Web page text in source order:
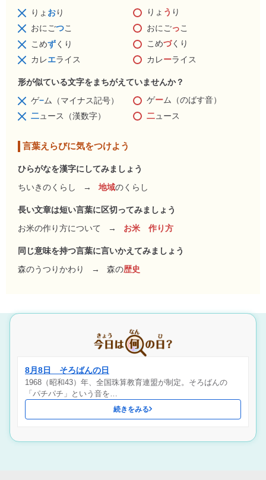
りょ おり りょ う り
おにごつこ おにごっこ
こめずくり こめづくり
カレエライス カレーライス
形が似ている文字をまちがえていませんか？
ゲ−ム（マイナス記号） ゲーム（のばす音）
二ュース（漢数字） 二ュース
言葉えらびに気をつけよう
ひらがなを漢字にしてみましょう
ちいきのくらし
→ 地域のくらし
長い文章は短い言葉に区切ってみましょう
お米の作り方について
→ お米 作り方
同じ意味を持つ言葉に言いかえてみましょう
森のうつりかわり
→ 森の歴史
8月8日 そろばんの日
1968（昭和43）年、全国珠算教育連盟が制定。そろばんの
「パチパチ」という音を…
続きをみる